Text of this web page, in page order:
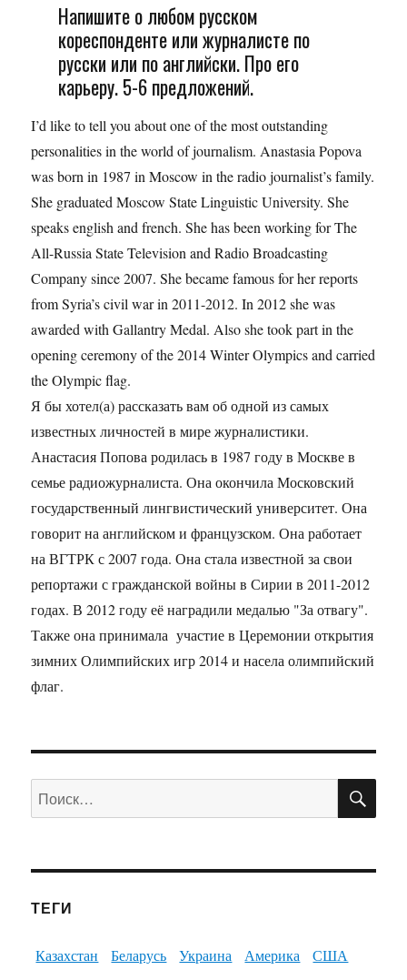
Напишите о любом русском
кореспонденте или журналисте по
русски или по английски. Про его
карьеру. 5-6 предложений.
I’d like to tell you about one of the most outstanding
personalities in the world of journalism. Anastasia Popova
was born in 1987 in Moscow in the radio journalist’s family.
She graduated Moscow State Linguistic University. She
speaks english and french. She has been working for The
All-Russia State Television and Radio Broadcasting
Company since 2007. She became famous for her reports
from Syria’s civil war in 2011-2012. In 2012 she was
awarded with Gallantry Medal. Also she took part in the
opening ceremony of the 2014 Winter Olympics and carried
the Olympic flag.
Я бы хотел(а) рассказать вам об одной из самых
известных личностей в мире журналистики.
Анастасия Попова родилась в 1987 году в Москве в
семье радиожурналиста. Она окончила Московский
государственный лингвистический университет. Она
говорит на английском и французском. Она работает
на ВГТРК с 2007 года. Она стала известной за свои
репортажи с гражданской войны в Сирии в 2011-2012
годах. В 2012 году её наградили медалью "За отвагу".
Также она принимала участие в Церемонии открытия
зимних Олимпийских игр 2014 и насела олимпийский
флаг.
Искать:
ТЕГИ
Казахстан Беларусь Украина Америка США